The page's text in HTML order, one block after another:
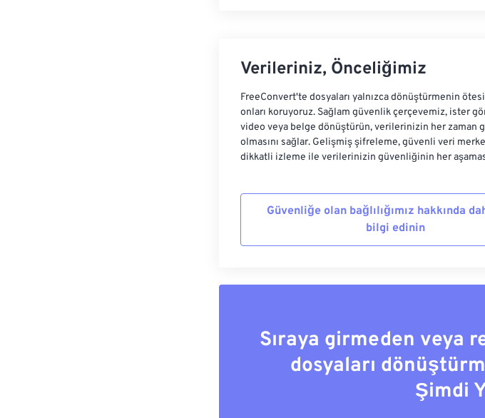
Verileriniz, Önceliğimiz
FreeConvert'te dosyaları yalnızca dönüştürmenin
onları koruyoruz. Sağlam güvenlik çerçevemiz, ister
video veya belge dönüştürün, verilerinizin her zaman
olmasını sağlar. Gelişmiş şifreleme, güvenli veri
dikkatli izleme ile verilerinizin güvenliğinin her
Güvenliğe olan bağlılığımız hakkında
bilgi edinin
Sıraya girmeden veya
dosyaları
Şimdi